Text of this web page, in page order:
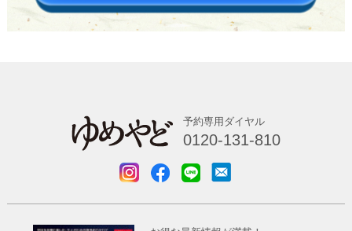
予約専用ダイヤル
0120-131-810